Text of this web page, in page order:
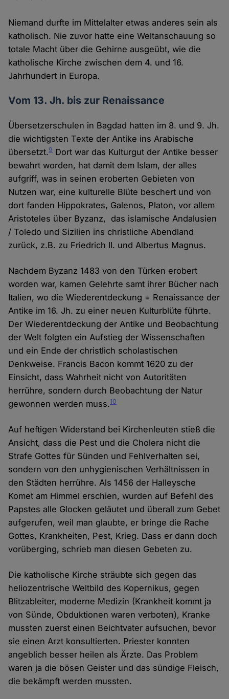
Niemand durfte im Mittelalter etwas anderes sein als
katholisch. Nie zuvor hatte eine Weltanschauung so
totale Macht über die Gehirne ausgeübt, wie die
katholische Kirche zwischen dem 4. und 16.
Jahrhundert in Europa.
Vom 13. Jh. bis zur Renaissance
Übersetzerschulen in Bagdad hatten im 8. und 9. Jh.
die wichtigsten Texte der Antike ins Arabische
übersetzt.9 Dort war das Kulturgut der Antike besser
bewahrt worden, hat damit dem Islam, der alles
aufgriff, was in seinen eroberten Gebieten von
Nutzen war, eine kulturelle Blüte beschert und von
dort fanden Hippokrates, Galenos, Platon, vor allem
Aristoteles über Byzanz, das islamische Andalusien
/ Toledo und Sizilien ins christliche Abendland
zurück, z.B. zu Friedrich II. und Albertus Magnus.
Nachdem Byzanz 1483 von den Türken erobert
worden war, kamen Gelehrte samt ihrer Bücher nach
Italien, wo die Wiederentdeckung = Renaissance der
Antike im 16. Jh. zu einer neuen Kulturblüte führte.
Der Wiederentdeckung der Antike und Beobachtung
der Welt folgten ein Aufstieg der Wissenschaften
und ein Ende der christlich scholastischen
Denkweise. Francis Bacon kommt 1620 zu der
Einsicht, dass Wahrheit nicht von Autoritäten
herrühre, sondern durch Beobachtung der Natur
gewonnen werden muss.10
Auf heftigen Widerstand bei Kirchenleuten stieß die
Ansicht, dass die Pest und die Cholera nicht die
Strafe Gottes für Sünden und Fehlverhalten sei,
sondern von den unhygienischen Verhältnissen in
den Städten herrühre. Als 1456 der Halleysche
Komet am Himmel erschien, wurden auf Befehl des
Papstes alle Glocken geläutet und überall zum Gebet
aufgerufen, weil man glaubte, er bringe die Rache
Gottes, Krankheiten, Pest, Krieg. Dass er dann doch
vorüberging, schrieb man diesen Gebeten zu.
Die katholische Kirche sträubte sich gegen das
heliozentrische Weltbild des Kopernikus, gegen
Blitzableiter, moderne Medizin (Krankheit kommt ja
von Sünde, Obduktionen waren verboten), Kranke
mussten zuerst einen Beichtvater aufsuchen, bevor
sie einen Arzt konsultierten. Priester konnten
angeblich besser heilen als Ärzte. Das Problem
waren ja die bösen Geister und das sündige Fleisch,
die bekämpft werden mussten.